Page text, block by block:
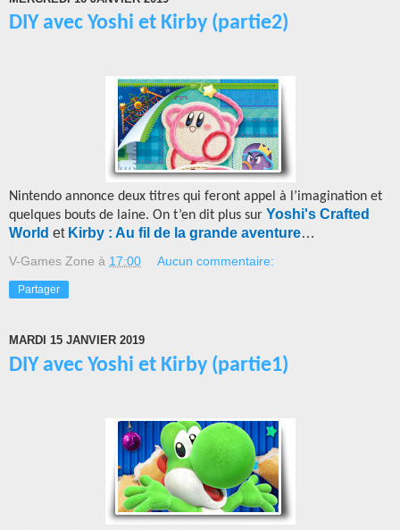
DIY avec Yoshi et Kirby (partie2)
Nintendo annonce deux titres qui feront appel à l’imagination et
quelques bouts de laine. On t’en dit plus sur Yoshi's Crafted
World et Kirby : Au fil de la grande aventure…
V-Games Zone à 17:00 Aucun commentaire:
Partager
MARDI 15 JANVIER 2019
DIY avec Yoshi et Kirby (partie1)